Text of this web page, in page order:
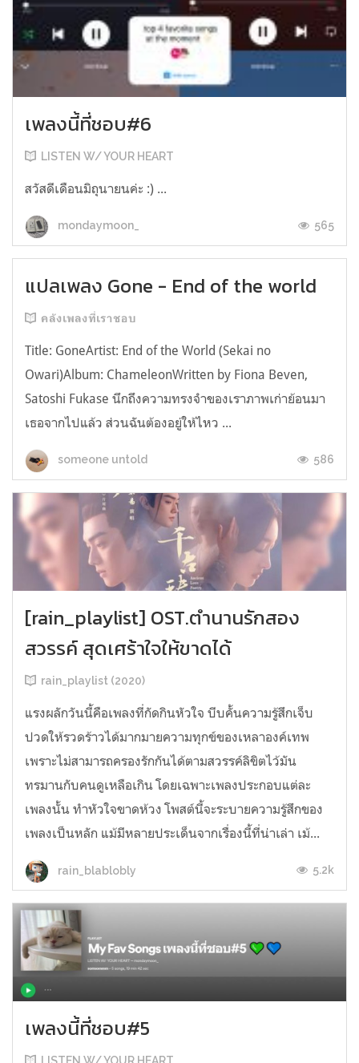
เพลงนี้ที่ชอบ#6
LISTEN W/ YOUR HEART
สวัสดีเดือนมิถุนายนค่ะ :) ...
mondaymoon_ 565
แปลเพลง Gone - End of the world
คลังเพลงที่เราชอบ
Title: GoneArtist: End of the World (Sekai no
Owari)Album: ChameleonWritten by Fiona Beven,
Satoshi Fukase นึกถึงความทรงจำของเราภาพเก่าย้อนมา
เธอจากไปแล้ว ส่วนฉันต้องอยู่ให้ไหว ...
someone untold 586
[rain_playlist] OST.ตำนานรักสอง
สวรรค์ สุดเศร้าใจให้ขาดได้
rain_playlist (2020)
แรงผลักวันนี้คือเพลงที่กัดกินหัวใจ บีบคั้นความรู้สึกเจ็บ
ปวดให้รวดร้าวได้มากมายความทุกข์ของเหลาองค์เทพ
เพราะไม่สามารถครองรักกันได้ตามสวรรค์ลิขิตไว้มัน
ทรมานกับคนดูเหลือเกิน โดยเฉพาะเพลงประกอบแต่ละ
เพลงนั้น ทำหัวใจขาดห้วง โพสต์นี้จะระบายความรู้สึกของ
เพลงเป็นหลัก แม้มีหลายประเด็นจากเรื่องนี้ที่น่าเล่า เม้...
rain_blablobly 5.2k
เพลงนี้ที่ชอบ#5